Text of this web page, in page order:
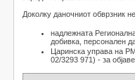
Доколку даночниот обврзник
надлежната
добивка, персонален
Царинска управа на
02/3293 971) - за